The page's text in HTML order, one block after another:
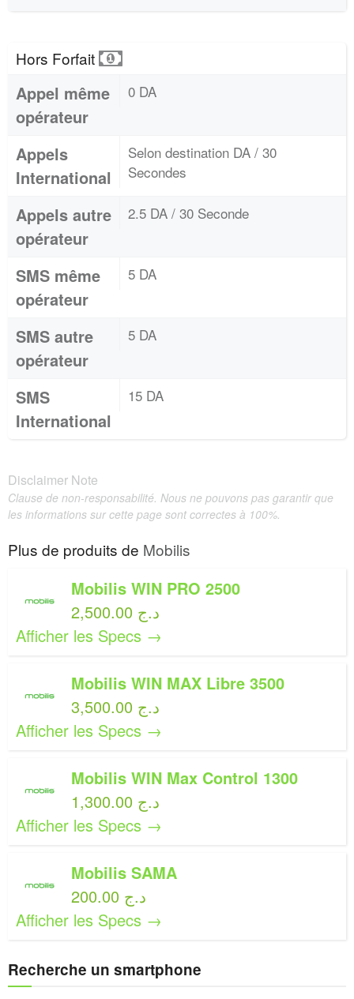
Hors Forfait
Appel même
opérateur
0 DA
Appels
International
Selon destination DA / 30
Secondes
Appels autre
opérateur
2.5 DA / 30 Seconde
SMS même
opérateur
5 DA
SMS autre
opérateur
5 DA
SMS
International
15 DA
Disclaimer Note
Clause de non-responsabilité. Nous ne pouvons pas garantir que
les informations sur cette page sont correctes à 100%.
Plus de produits de Mobilis
Mobilis WIN PRO 2500
2,500.00 د.ج
Afficher les Specs →
Mobilis WIN MAX Libre 3500
3,500.00 د.ج
Afficher les Specs →
Mobilis WIN Max Control 1300
1,300.00 د.ج
Afficher les Specs →
Mobilis SAMA
200.00 د.ج
Afficher les Specs →
Recherche un smartphone